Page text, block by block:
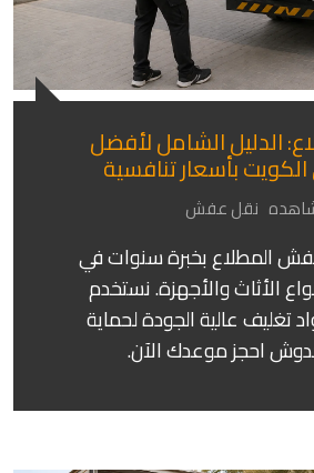
الدليل الشامل لأفضل
بأسعار تنافسية
نقل عفش
المطلاع بخبرة سنوات في
الأثاث والأجهزة. نستخدم
تغليف عالية الجودة لحماية
احجز موعدك الآن.